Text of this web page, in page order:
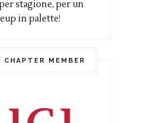
stagione, per un
in palette!
CHAPTER MEMBER